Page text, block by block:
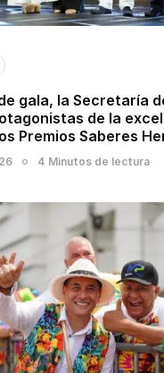
gala, la Secretaría
de la
Premios Saberes
4 Minutos de lectura